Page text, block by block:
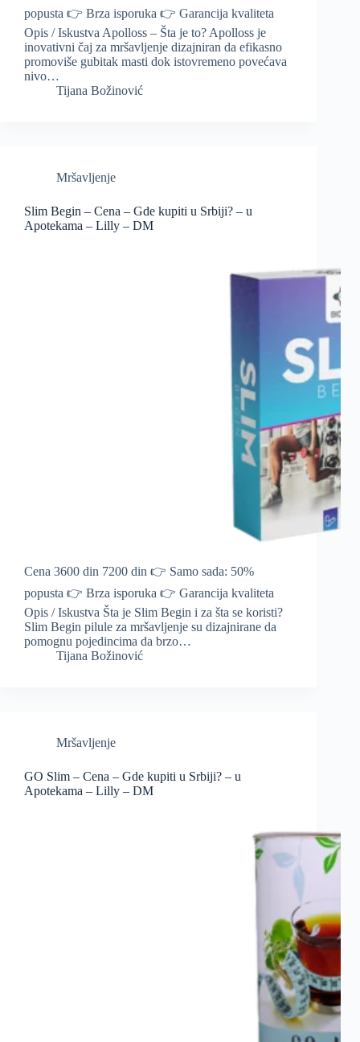
popusta 👉 Brza isporuka 👉 Garancija kvaliteta
Opis / Iskustva Apolloss – Šta je to? Apolloss je
inovativni čaj za mršavljenje dizajniran da efikasno
promoviše gubitak masti dok istovremeno povećava
nivo…
Tijana Božinović
Mršavljenje
Slim Begin – Cena – Gde kupiti u Srbiji? – u
Apotekama – Lilly – DM
Cena 3600 din 7200 din 👉 Samo sada: 50%
popusta 👉 Brza isporuka 👉 Garancija kvaliteta
Opis / Iskustva Šta je Slim Begin i za šta se koristi?
Slim Begin pilule za mršavljenje su dizajnirane da
pomognu pojedincima da brzo…
Tijana Božinović
Mršavljenje
GO Slim – Cena – Gde kupiti u Srbiji? – u
Apotekama – Lilly – DM